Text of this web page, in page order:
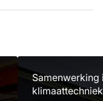
Samenwerking
klimaattechniek